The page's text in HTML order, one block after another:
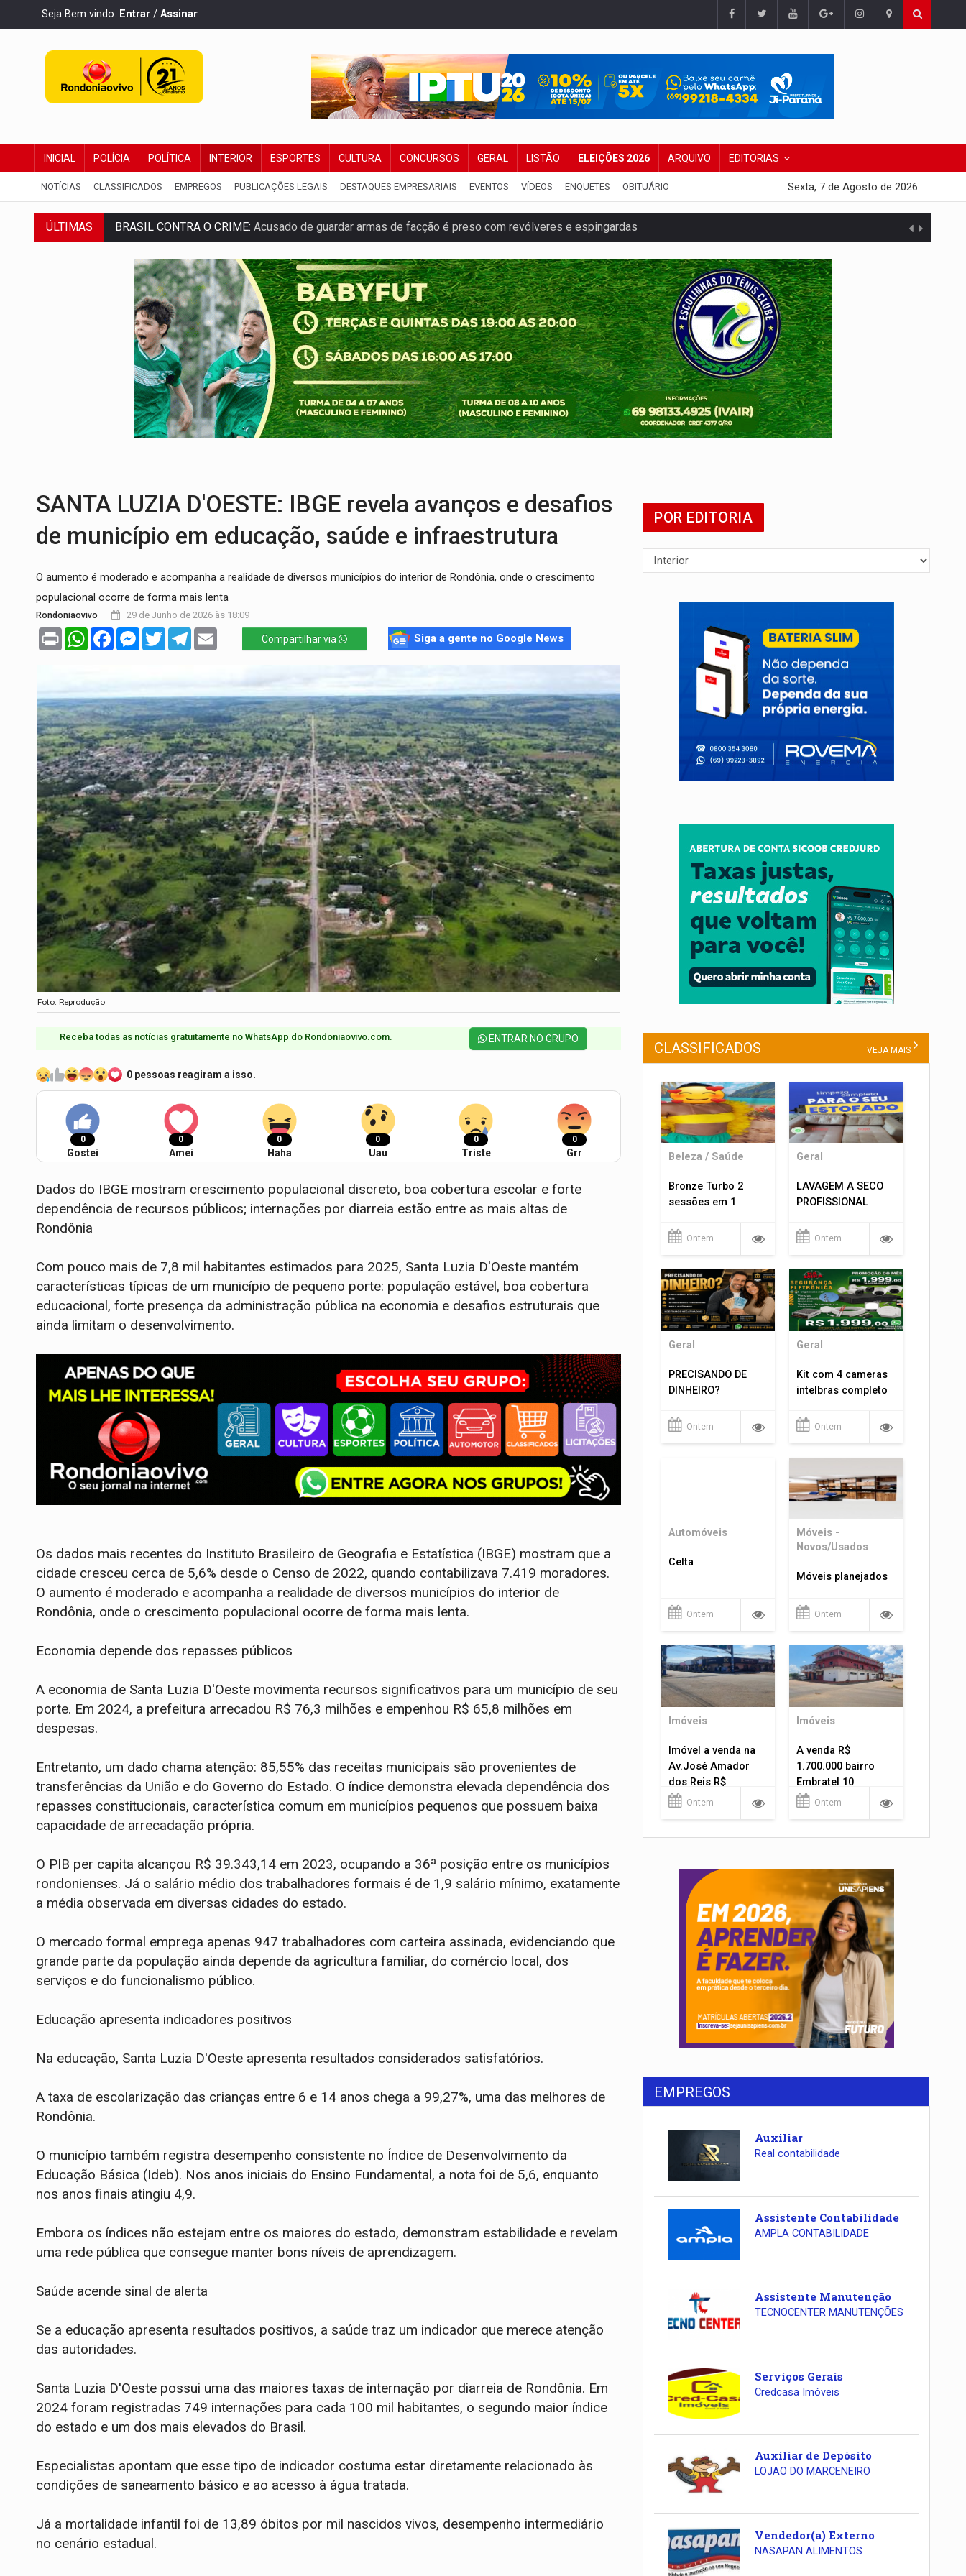
Seja Bem vindo. Entrar / Assinar
INICIAL POLÍCIA POLÍTICA INTERIOR ESPORTES CULTURA CONCURSOS GERAL LISTÃO ELEIÇÕES 2026 ARQUIVO EDITORIAS
NOTÍCIAS CLASSIFICADOS EMPREGOS PUBLICAÇÕES LEGAIS DESTAQUES EMPRESARIAIS EVENTOS VÍDEOS ENQUETES OBITUÁRIO Sexta, 7 de Agosto de 2026
ÚLTIMAS
BRASIL CONTRA O CRIME:Acusado de guardar armas de facção é preso com revólveres e espingardas
TRAGÉDIA:Sobe para cinco o número de mortos em colisão entre carreta e Fiat Uno na BR-364
TRANSPORTE DE ARROZ:MPF assegura cumprimento da legislação sobre transporte de cargas por empresa
DEEPFAKE:Sancionada lei contra violência sexual infantil na internet e via IA
COLEGIADO:Brasil e Rússia discutem energia nuclear, defesa e ciência em Brasília
URGENTE:Colisão entre caminhão e carro deixa quatro mortos e um em estado grave na BR
ENCONTRO:Amazônia Negra ganha projeção nacional com participação de Marcela Bonfim
PREVISÃO:Porto Velho tem chances de chuvas isoladas nesta sexta-feira (7)
SANTA LUZIA D'OESTE: IBGE revela avanços e desafios
de município em educação, saúde e infraestrutura
O aumento é moderado e acompanha a realidade de diversos municípios do interior de Rondônia, onde o crescimento
populacional ocorre de forma mais lenta
Rondoniaovivo 29 de Junho de 2026 às 18:09
Print WhatsAppFacebookMessenger
TwitterTelegram Compartilhar via Siga a gente no Google News
Foto: Reprodução
Receba todas as notícias gratuitamente no WhatsApp do Rondoniaovivo.com.​ ENTRAR NO GRUPO
0 pessoas reagiram a isso.
0
Gostei
0
Amei
0
Haha
0
Uau
0
Triste
0
Grr
Dados do IBGE mostram crescimento populacional discreto, boa cobertura escolar e forte
dependência de recursos públicos; internações por diarreia estão entre as mais altas de
Rondônia
Com pouco mais de 7,8 mil habitantes estimados para 2025, Santa Luzia D'Oeste mantém
características típicas de um município de pequeno porte: população estável, boa cobertura
educacional, forte presença da administração pública na economia e desafios estruturais que
ainda limitam o desenvolvimento.
Os dados mais recentes do Instituto Brasileiro de Geografia e Estatística (IBGE) mostram que a
cidade cresceu cerca de 5,6% desde o Censo de 2022, quando contabilizava 7.419 moradores.
O aumento é moderado e acompanha a realidade de diversos municípios do interior de
Rondônia, onde o crescimento populacional ocorre de forma mais lenta.
Economia depende dos repasses públicos
A economia de Santa Luzia D'Oeste movimenta recursos significativos para um município de seu
porte. Em 2024, a prefeitura arrecadou R$ 76,3 milhões e empenhou R$ 65,8 milhões em
despesas.
Entretanto, um dado chama atenção: 85,55% das receitas municipais são provenientes de
transferências da União e do Governo do Estado. O índice demonstra elevada dependência dos
repasses constitucionais, característica comum em municípios pequenos que possuem baixa
capacidade de arrecadação própria.
O PIB per capita alcançou R$ 39.343,14 em 2023, ocupando a 36ª posição entre os municípios
rondonienses. Já o salário médio dos trabalhadores formais é de 1,9 salário mínimo, exatamente
a média observada em diversas cidades do estado.
O mercado formal emprega apenas 947 trabalhadores com carteira assinada, evidenciando que
grande parte da população ainda depende da agricultura familiar, do comércio local, dos
serviços e do funcionalismo público.
Educação apresenta indicadores positivos
Na educação, Santa Luzia D'Oeste apresenta resultados considerados satisfatórios.
A taxa de escolarização das crianças entre 6 e 14 anos chega a 99,27%, uma das melhores de
Rondônia.
O município também registra desempenho consistente no Índice de Desenvolvimento da
Educação Básica (Ideb). Nos anos iniciais do Ensino Fundamental, a nota foi de 5,6, enquanto
nos anos finais atingiu 4,9.
Embora os índices não estejam entre os maiores do estado, demonstram estabilidade e revelam
uma rede pública que consegue manter bons níveis de aprendizagem.
Saúde acende sinal de alerta
Se a educação apresenta resultados positivos, a saúde traz um indicador que merece atenção
das autoridades.
Santa Luzia D'Oeste possui uma das maiores taxas de internação por diarreia de Rondônia. Em
2024 foram registradas 749 internações para cada 100 mil habitantes, o segundo maior índice
do estado e um dos mais elevados do Brasil.
Especialistas apontam que esse tipo de indicador costuma estar diretamente relacionado às
condições de saneamento básico e ao acesso à água tratada.
Já a mortalidade infantil foi de 13,89 óbitos por mil nascidos vivos, desempenho intermediário
no cenário estadual.
POR EDITORIA
CLASSIFICADOS VEJA MAIS
Beleza / Saúde
Bronze Turbo 2
sessões em 1
Ontem
Geral
LAVAGEM A SECO
PROFISSIONAL
Ontem
Geral
PRECISANDO DE
DINHEIRO?
Ontem
Geral
Kit com 4 cameras
intelbras completo
Ontem
Automóveis
Celta
Ontem
Móveis -
Novos/Usados
Móveis planejados
Ontem
Imóveis
Imóvel a venda na
Av.José Amador
dos Reis R$
1.400.000
Ontem
Imóveis
A venda R$
1.700.000 bairro
Embratel 10
apartamentos!
Ontem
EMPREGOS
Auxiliar
Real contabilidade
Assistente Contabilidade
AMPLA CONTABILIDADE
Assistente Manutenção
TECNOCENTER MANUTENÇÕES
Serviços Gerais
Credcasa Imóveis
Auxiliar de Depósito
LOJAO DO MARCENEIRO
Vendedor(a) Externo
NASAPAN ALIMENTOS